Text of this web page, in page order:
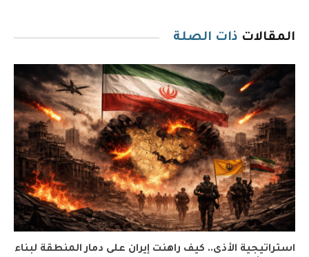
المقالات ذات الصلة
استراتيجية الأذى.. كيف راهنت إيران على دمار المنطقة لبناء